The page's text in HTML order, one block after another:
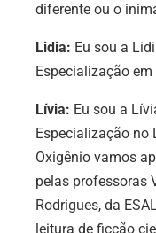
diferente ou o
Lidia: Eu sou a
Especialização
Lívia: Eu sou a
Especialização no
Oxigênio vamos
pelas professoras
Rodrigues, da
leitura de ficção